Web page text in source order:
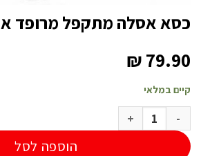
כסא אסלה מתקפל מרופד
₪79.90
קיים במלאי
כמות של כסא אסלה מתקפל מרופד איכותי
הוספה לסל